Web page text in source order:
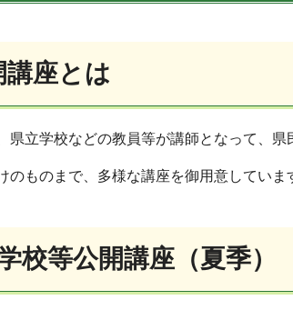
講座とは
県立学校などの教員等が講師となって、県
のものまで、多様な講座を御用意していま
校等公開講座（夏季）